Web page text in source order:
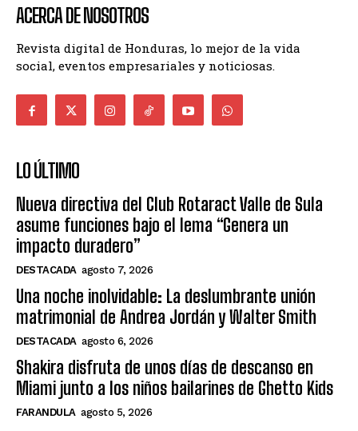
ACERCA DE NOSOTROS
Revista digital de Honduras, lo mejor de la vida
social, eventos empresariales y noticiosas.
LO ÚLTIMO
Nueva directiva del Club Rotaract Valle de Sula
asume funciones bajo el lema “Genera un
impacto duradero”
DESTACADA agosto 7, 2026
Una noche inolvidable: La deslumbrante unión
matrimonial de Andrea Jordán y Walter Smith
DESTACADA agosto 6, 2026
Shakira disfruta de unos días de descanso en
Miami junto a los niños bailarines de Ghetto Kids
FARANDULA agosto 5, 2026